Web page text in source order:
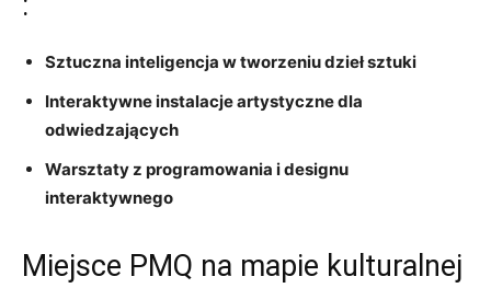
Sztuczna ‌inteligencja w⁢ tworzeniu dzieł sztuki
Interaktywne instalacje artystyczne dla
odwiedzających
Warsztaty z ⁢programowania i designu
interaktywnego
Miejsce PMQ na mapie kulturalnej